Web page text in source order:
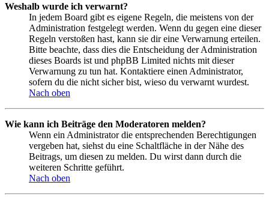
Weshalb wurde ich verwarnt?
In jedem Board gibt es eigene Regeln, die meistens von der
Administration festgelegt werden. Wenn du gegen eine dieser
Regeln verstoßen hast, kann sie dir eine Verwarnung erteilen.
Bitte beachte, dass dies die Entscheidung der Administration
dieses Boards ist und phpBB Limited nichts mit dieser
Verwarnung zu tun hat. Kontaktiere einen Administrator,
sofern du die nicht sicher bist, wieso du verwarnt wurdest.
Nach oben
Wie kann ich Beiträge den Moderatoren melden?
Wenn ein Administrator die entsprechenden Berechtigungen
vergeben hat, siehst du eine Schaltfläche in der Nähe des
Beitrags, um diesen zu melden. Du wirst dann durch die
weiteren Schritte geführt.
Nach oben